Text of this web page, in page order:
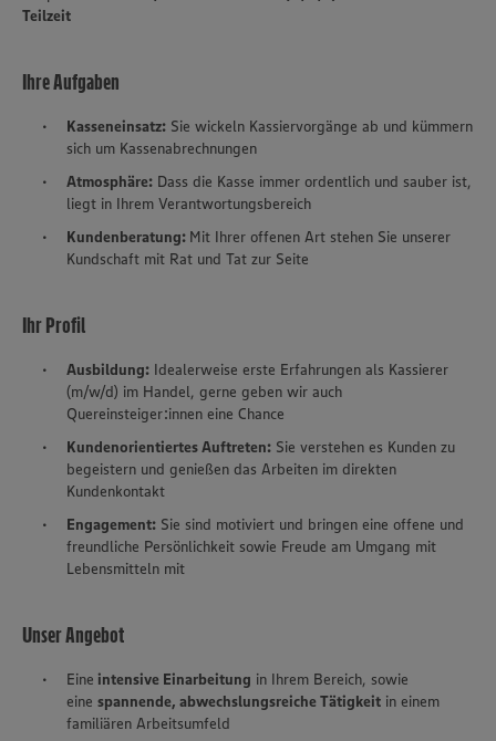
Teilzeit
Ihre Aufgaben
Kasseneinsatz: Sie wickeln Kassiervorgänge ab und kümmern
sich um Kassenabrechnungen
Atmosphäre: Dass die Kasse immer ordentlich und sauber ist,
liegt in Ihrem Verantwortungsbereich
Kundenberatung: Mit Ihrer offenen Art stehen Sie unserer
Kundschaft mit Rat und Tat zur Seite
Ihr Profil
Ausbildung: Idealerweise erste Erfahrungen als Kassierer
(m/w/d) im Handel, gerne geben wir auch
Quereinsteiger:innen eine Chance
Kundenorientiertes Auftreten: Sie verstehen es Kunden zu
begeistern und genießen das Arbeiten im direkten
Kundenkontakt
Engagement: Sie sind motiviert und bringen eine offene und
freundliche Persönlichkeit sowie Freude am Umgang mit
Lebensmitteln mit
Unser Angebot
Eine intensive Einarbeitung in Ihrem Bereich, sowie
eine spannende, abwechslungsreiche Tätigkeit in einem
familiären Arbeitsumfeld